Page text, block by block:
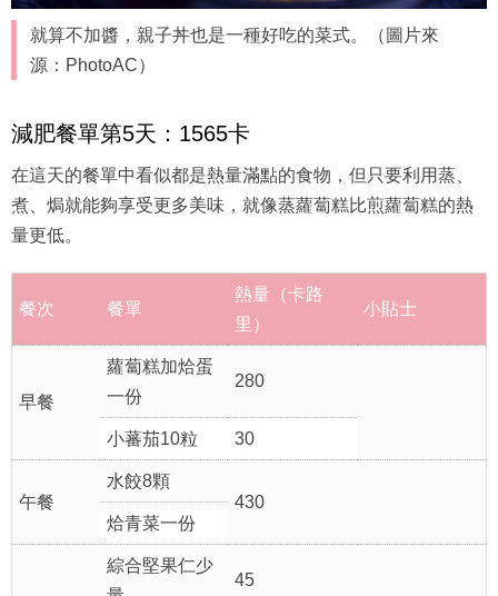
就算不加醬，親子丼也是一種好吃的菜式。（圖片來
源：PhotoAC）
減肥餐單第5天：1565卡
在這天的餐單中看似都是熱量滿點的食物，但只要利用蒸、
煮、焗就能夠享受更多美味，就像蒸蘿蔔糕比煎蘿蔔糕的熱
量更低。
餐次 餐單
熱量（卡路
里）
小貼士
早餐
蘿蔔糕加烚蛋
一份
280
小蕃茄10粒 30
午餐
水餃8顆
430
烚青菜一份
綜合堅果仁少
45